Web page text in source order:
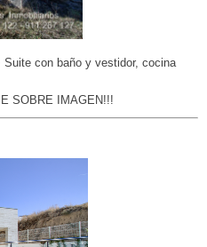
con baño y vestidor, cocina
SOBRE IMAGEN!!!